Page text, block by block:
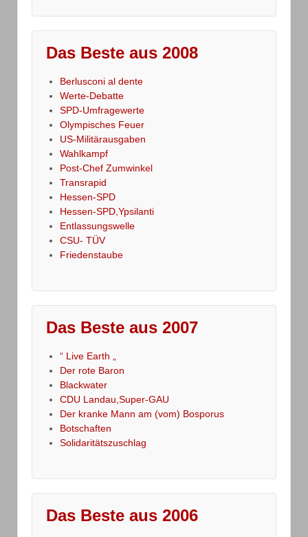
Das Beste aus 2008
Berlusconi al dente
Werte-Debatte
SPD-Umfragewerte
Olympisches Feuer
US-Militärausgaben
Wahlkampf
Post-Chef Zumwinkel
Transrapid
Hessen-SPD
Hessen-SPD,Ypsilanti
Entlassungswelle
CSU- TÜV
Friedenstaube
Das Beste aus 2007
“ Live Earth „
Der rote Baron
Blackwater
CDU Landau,Super-GAU
Der kranke Mann am (vom) Bosporus
Botschaften
Solidaritätszuschlag
Das Beste aus 2006